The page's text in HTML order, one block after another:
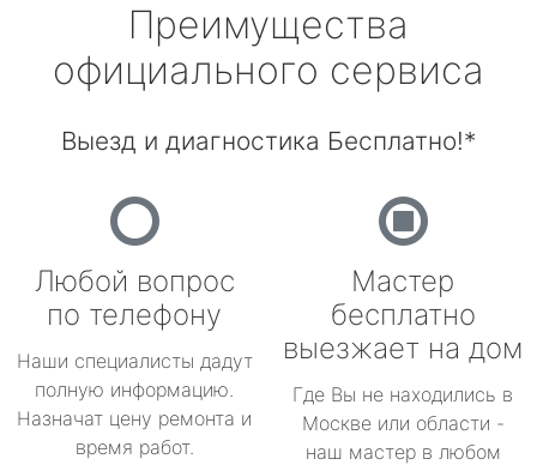
Преимущества
официального сервиса
Выезд и диагностика Бесплатно!*
Любой вопрос
по телефону
Наши специалисты дадут
полную информацию.
Назначат цену ремонта и
время работ.
Мастер
бесплатно
выезжает на дом
Где Вы не находились в
Москве или области -
наш мастер в любом